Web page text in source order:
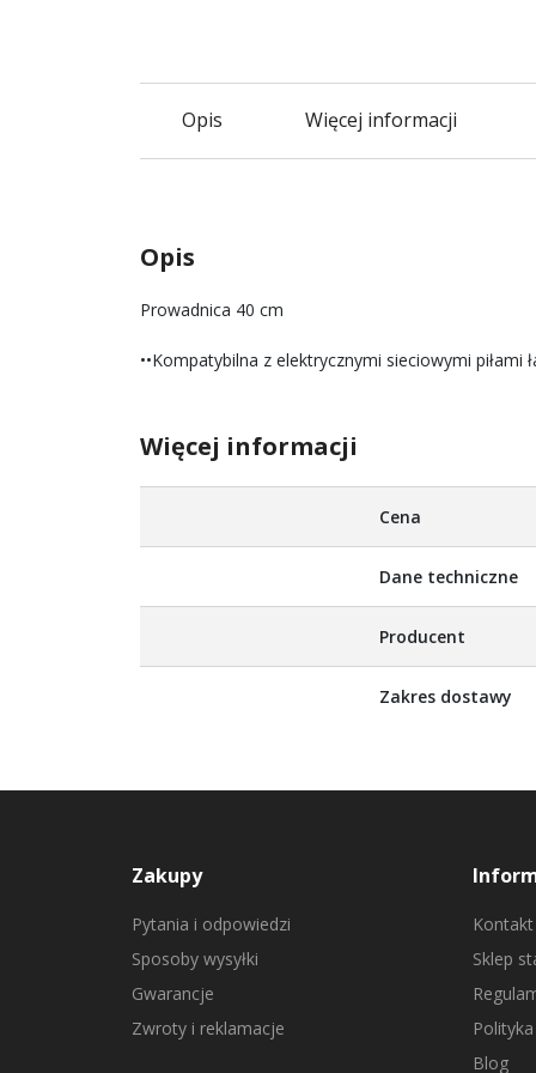
Opis Więcej informacji
Opis
Prowadnica 40 cm
••Kompatybilna z elektrycznymi sieciowymi piłami
Więcej informacji
Cena
Dane techniczne
Producent
Zakres dostawy
Zakupy
Pytania i odpowiedzi
Sposoby wysyłki
Gwarancje
Zwroty i reklamacje
Kontakt
Sklep
Blog